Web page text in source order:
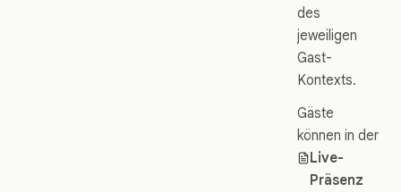
des
jeweiligen
Gast-
Kontexts.
Gäste
können in der
Live-
Präsenz